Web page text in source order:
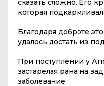
сказать сложно. Его
которая
Благодаря доброте
удалось достать из
При поступлении у
застарелая рана на
заболевание.